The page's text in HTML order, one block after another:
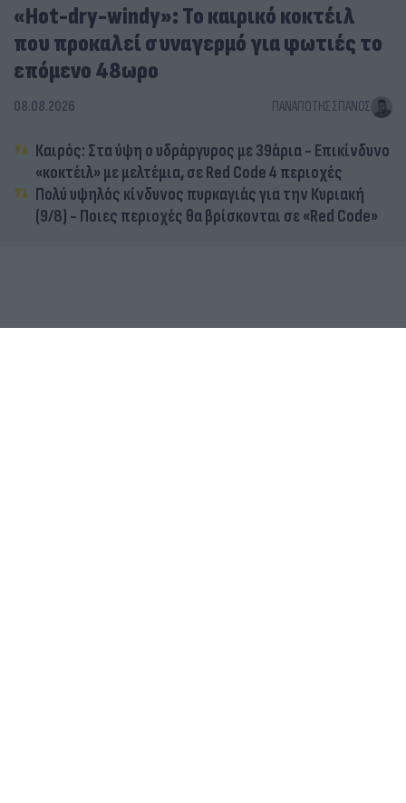
«Hot-dry-windy»: Το καιρικό κοκτέιλ
που προκαλεί συναγερμό για φωτιές το
επόμενο 48ωρο
08.08.2026 ΠΑΝΑΓΙΏΤΗΣ ΣΠΑΝΌΣ
Καιρός: Στα ύψη ο υδράργυρος με 39άρια - Επικίνδυνο
«κοκτέιλ» με μελτέμια, σε Red Code 4 περιοχές
Πολύ υψηλός κίνδυνος πυρκαγιάς για την Κυριακή
(9/8) - Ποιες περιοχές θα βρίσκονται σε «Red Code»